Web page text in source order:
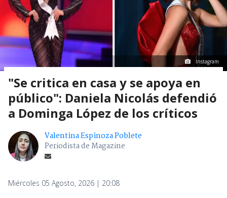
Instagram
"Se critica en casa y se apoya en
público": Daniela Nicolás defendió
a Dominga López de los críticos
Valentina Espinoza Poblete
Periodista de Magazine
Miércoles 05 Agosto, 2026 | 20:08